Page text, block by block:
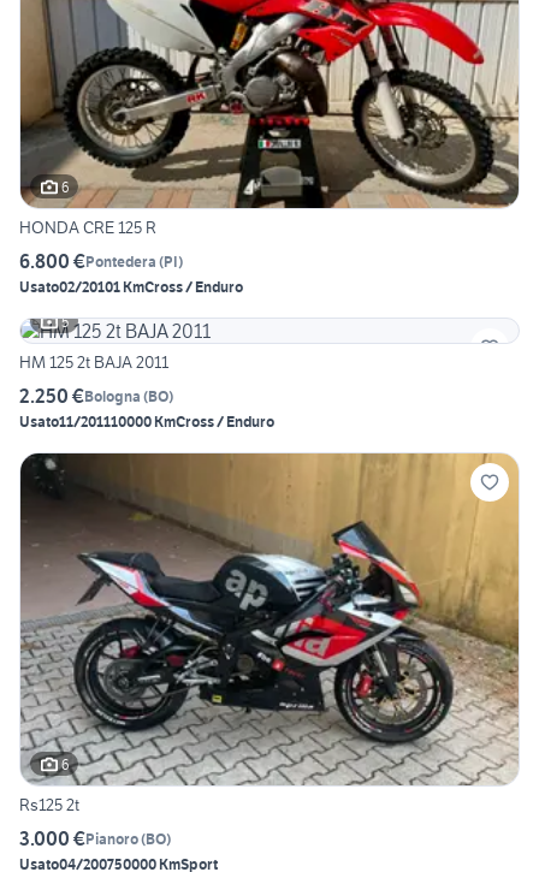
6
HONDA CRE 125 R
6.800 €Pontedera (PI)
Usato02/20101 KmCross / Enduro
5
HM 125 2t BAJA 2011
2.250 €Bologna (BO)
Usato11/201110000 KmCross / Enduro
6
Rs125 2t
3.000 €Pianoro(BO)
Usato04/200750000 KmSport